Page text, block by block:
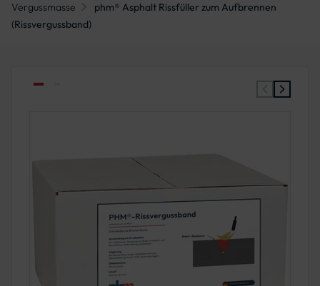
Vergussmasse
phm® Asphalt Rissfüller zum Aufbrennen
(Rissvergussband)